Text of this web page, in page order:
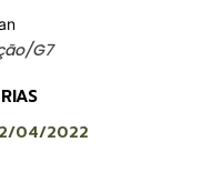
G7
04/2022